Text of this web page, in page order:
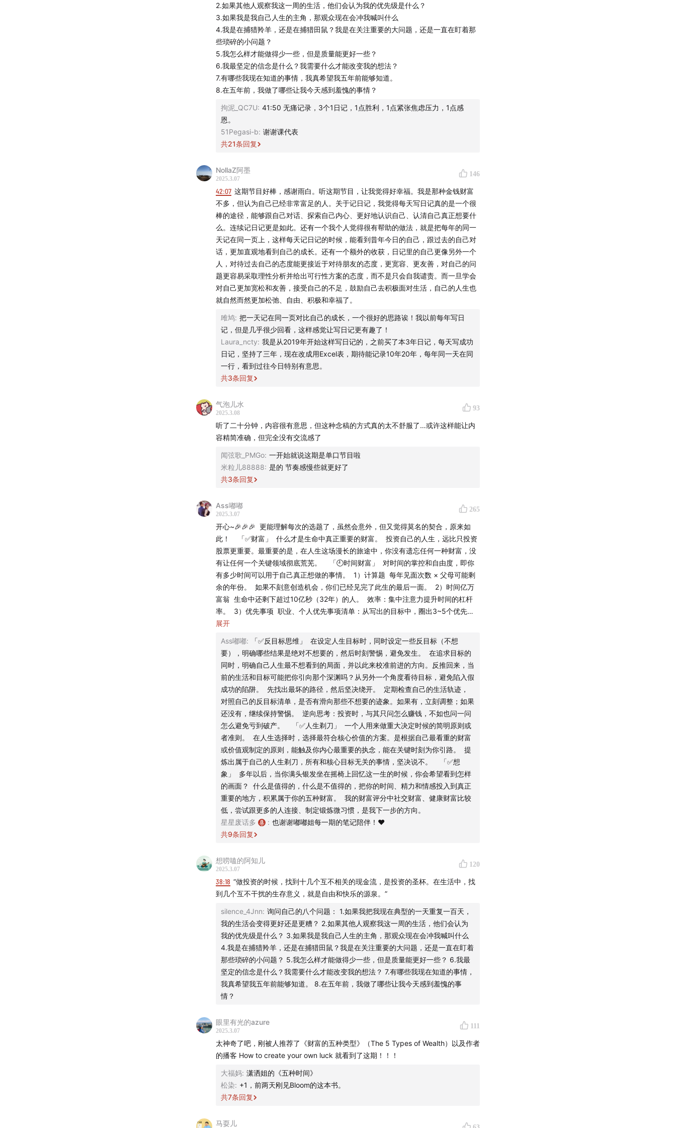
也不仅是指投资股票和基金，还包括投资我们自己的人生。
知行小酒馆关注投资，但我们更关注「怎样更好地生活」。我 们希望帮助大家变
得更富有，指的不仅是让大家的钱包鼓起来，更是希望听友们在时间、健康、关
系和内心方面都能够达到满足的状态。 所以我们才会聊各种各样的主题，因为
这些都是「财富」的重要组成部分。
这一期节目，我会结合最近启发我的一本书——萨西尔·布鲁姆的
类型》（The 5 Types of Wealth），和大家系统探讨「你一生的财富」具体包
含哪些方面，我们又该如何平衡和获取这些财富。同时，我还会分享一些实用的
方法，比如反目标思维和「人生剃刀」，帮助你避免「假成功」的陷阱，更好地
希望听完这一期，你不仅能对财富有全新的理解，也能更清晰地规划自己的幸福
人生。
🔗 官方地址
如果你所使用的客户端显示不全，请点此访问有知有行的官网查看全文
🪡 时间戳
知行小酒馆的节目选题都是如何敲定的？你们真的还算投资理财节目吗？
时间财富：一个计算题，如果你每年见自己重要的人 2 次，你们这辈子还
有多少次见面？🕘
每个年轻人都是「时间亿万富翁」，但大部分人只是眼睁睁看着「财富」
福的因素之一
健康财富: 闭上眼睛，和我们做一个思想实验
像对待一栋还会住 70 年的房子一样，保养你的身体
震惊，居然有公司，把健康的心肺功能作为了员工晋升的重要考核指标
36:03 精神财富: 那些让你愿意光速起床，全心投入每一个明天的理由
如何增加精神财富？3 个小方法：散步；深度年&沉思日；记日记🚶
金钱财富:帮助我们通向美好生活的桥梁
反目标思维：罗列出我们绝不想看到的人生局面，以此校准我们前进的方
以知行小酒馆为例，我们通过确立这些「不想要」，来一步步建造出我
们「想要」创造的播客
人生剃刀：每个人都应该有一本属于自己的《原则》📓
结语：最重要的是，在人生这场漫长的旅途中，你没有遗忘任何一种财富
彩蛋：财富评分系统
🔍 猜你想看
哈佛成人发展研究（Harvard Study of Adult Development）：始于
1938 年，是一项长期纵向研究，旨在探讨影响人类幸福和健康的因素。研究对
象包括两组男性：一组为哈佛大学本科生，另一组为波士顿贫困地区的青少年。
研究结果显示，亲密关系的质量对个人的幸福和健康有着重要影响。
研究成果详见罗伯特·瓦尔丁格（Robert Waldinger）博士与马克·舒尔茨
（Marc Schulz）博士合著的
展研究官方网站
出处：Buecker, S., Mund, M., Chwastek, S., Sostmann, M., &
Luhmann, M. (2021). Is loneliness in emerging adults increasing over
time? A preregistered cross-temporal meta-analysis and systematic
review.Psychological Bulletin, 147(8), 787–805.
出处：American Perspectives Survey, May 2021; Gallup, 1990
2.如果其他人观察我这一周的生活，他们会认为我的优先级是什么？
3.如果我是我自己人生的主角，那观众现在会冲我喊叫什么
4.我是在捕猎羚羊，还是在捕猎田鼠？我是在关注重要的大问题，还是一直在盯着那
些琐碎的小问题？
5.我怎么样才能做得少一些，但是质量能更好一些？
6.我最坚定的信念是什么？我需要什么才能改变我的想法？
7.有哪些我现在知道的事情，我真希望我五年前能够知道。
8.在五年前，我做了哪些让我今天感到羞愧的事情？
拘泥_QC7U: 41:50 无痛记录，3个1日记，1点胜利，1点紧张焦虑压力，1点感
恩。
51Pegasi-b: 谢谢课代表
共21条回复
NollaZ阿墨
2025.3.07
146
42:07 这期节目好棒，感谢雨白。听这期节目，让我觉得好幸福。我是那种金钱财富
不多，但认为自己已经非常富足的人。关于记日记，我觉得每天写日记真的是一个很
棒的途径，能够跟自己对话、探索自己内心、更好地认识自己、认清自己真正想要什
么。连续记日记更是如此。还有一个我个人觉得很有帮助的做法，就是把每年的同一
天记在同一页上，这样每天记日记的时候，能看到昔年今日的自己，跟过去的自己对
话，更加直观地看到自己的成长。还有一个额外的收获，日记里的自己更像另外一个
人，对待过去自己的态度能更接近于对待朋友的态度，更宽容、更友善，对自己的问
题更容易采取理性分析并给出可行性方案的态度，而不是只会自我谴责。而一旦学会
对自己更加宽松和友善，接受自己的不足，鼓励自己去积极面对生活，自己的人生也
就自然而然更加松弛、自由、积极和幸福了。
雎鸠: 把一天记在同一页对比自己的成长，一个很好的思路诶！我以前每年写日
记，但是几乎很少回看，这样感觉让写日记更有趣了！
Laura_ncty: 我是从2019年开始这样写日记的，之前买了本3年日记，每天写成功
日记，坚持了三年，现在改成用Excel表，期待能记录10年20年，每年同一天在同
一行，看到过往今日特别有意思。
共3条回复
气泡儿水
2025.3.08
93
听了二十分钟，内容很有意思，但这种念稿的方式真的太不舒服了…或许这样能让内
容精简准确，但完全没有交流感了
闻弦歌_PMGo: 一开始就说这期是单口节目啦
米粒儿88888: 是的 节奏感慢些就更好了
共3条回复
Ass嘟嘟
2025.3.07
265
开心~🎉🎉🎉 更能理解每次的选题了，虽然会意外，但又觉得莫名的契合，原来如
此！ 「✅财富」 什么才是生命中真正重要的财富。 投资自己的人生，远比只投资
股票更重要。最重要的是，在人生这场漫长的旅途中，你没有遗忘任何一种财富，没
有让任何一个关键领域彻底荒芜。 「🕘时间财富」 对时间的掌控和自由度，即你
有多少时间可以用于自己真正想做的事情。 1）计算题 每年见面次数 × 父母可能剩
余的年份。 如果不刻意创造机会，你们已经见完了此生的最后一面。 2）时间亿万
富翁 生命中还剩下超过10亿秒（32年）的人。 效率：集中注意力提升时间的杠杆
率。 3）优先事项 职业、个人优先事项清单：从写出的目标中，圈出3~5个优先事
项（必须完成），剩下是“不惜一切代价避免”清单。 不存在兼顾，不要心存幻想。切
大。 Tips：每天早上列出自己当天最重要的事项（＜3），或者重点事项和耗时短的
事项较差进行。
19:00 超级有用，还有“奖赏桶”概念，现在每天都会先完成该完成
的，剩下时间再忙别的。有时候忙几个小时很费神，中途会干点别的，耗时少，但也
干了一件事，有满足感和成就感。 4）提高时间自主权 可以自由支配，不受他人日
程安排和外界压力左右。 你不主动，就被别人支配了。尝试划出不可侵犯的个人时
间、适当的学会拒绝勇敢说不。 帕金森定律：工作会自动膨胀，填满所有分配给他
的时间。 时间财富≠闲暇时间，把宝贵的时间花在真正重要的人和事情上。 「✅社
交财富」 人和人之间的关系和连接，在这个世界上所拥有的情感连接和人脉资源。
最能影响人一生的幸福和健康的因素是亲密关系的质量。 增加社交财富：用心经营
人和人之间的关系。需要主动创造和维护。发自内心的和人在一起，互相关心、互相
扶持。 范围：家人、朋友，以及你在社会中建立的信誉和声望。 给予和连接本身就
是一种财富，它会在某个时间点回馈到自己身上。 「✅健康财富」 闭上眼睛，想
象80岁生日庆典。 每个人都知道它重要，但都觉得可以暂时牺牲一下换取其他财
富。很少有人愿意真正花时间精力好好经营它（无法量化）。 积累健康财富：运
动、营养、恢复。 需要长期和持续的经营，像对待一栋还会住 70 年的房子一样，保
养你的身体。 从现在开始，请把你的身体当做自己最重要的资产来看待。 合理饮
食、保证睡眠、坚持运动、定期体检、管理好压力。 最起码保持7~8小时睡眠时
的，那就得为了能做到前者做出一点改变了。 「✅精神财富」 一个人的内在满足
感、人生意义感以及心理上的富足程度。= 1）精神财富。 意义感：让你愿意光速起
床，全心投入每一个明天的理由。 投资的时候找到十几个互不相关的现金流是投资
充实：保持求知欲和好奇心。 心态和情绪管理：乐观开朗的心态、面对困难的韧
性、调节情绪的能力。 2）增加精神财富 散步；深度年 & 沉思日（退后一步观察和
审视）；记日记🚶 思考提示（每月）： ① 如果我把我现在典型的一天重复100
天，我的生活会变得更好还是更糟？ ② 如果其他人观察我这一周的生活，他们会认
为我的优先级是什么呢？ ③ 如果我是我自己人生的主角，那观众现在会冲我喊叫什
么？ ④ 我是在捕猎羚羊还是在捕猎田鼠？我是在关注重要的大问题，还是一直在盯
着那些琐碎的小问题。 ⑤ 我怎么样才能做的少一些，但是我做的质量能够更好一
点。 ⑥ 我最坚定的信念是什么？我需要什么才能改变我的想法？ ⑦ 有哪些我现在
愧的事情？那今天也就是现在，我又做了哪些五年后我可能会感到羞愧的事情？ 三
个1日记：记录今天的一点胜利，记录今天的一点紧张、焦虑或者压力，记录今天的一
点感恩。 「✅金钱财富」 真正的富有在于懂得何时可以说足够，从而停止无休止
的贪婪。 一个人自由不自由，取决于你拥有的资源和欲望能否取得平衡。 学会适可
而止，把握平衡。在确保金钱财富足够的前提下，善用金钱改善生活。 财务自由并
不是人生的终极目标，更像是一种手段。追求金钱财富时，最好给自己设定富足线/满
足点。之后适当把注意力从赚更多转向用好已有的财富。
展开
Ass嘟嘟:
「✅反目标思维」 在设定人生目标时，同时设定一些反目标（不想
要），明确哪些结果是绝对不想要的，然后时刻警惕，避免发生。 在追求目标的
同时，明确自己人生最不想看到的局面，并以此来校准前进的方向。反推回来，当
前的生活和目标可能把你引向那个深渊吗？从另外一个角度看待目标，避免陷入假
成功的陷阱。 先找出最坏的路径，然后坚决绕开。 定期检查自己的生活轨迹，
对照自己的反目标清单，是否有滑向那些不想要的迹象。如果有，立刻调整；如果
还没有，继续保持警惕。 逆向思考：投资时，与其只问怎么赚钱，不如也问一问
怎么避免亏到破产。 「✅人生剃刀」 一个人用来做重大决定时候的简明原则或
者准则。 在人生选择时，选择最符合核心价值的方案。是根据自己最看重的财富
或价值观制定的原则，能触及你内心最重要的执念，能在关键时刻为你引路。 提
炼出属于自己的人生剃刀，所有和核心目标无关的事情，坚决说不。 「✅想
象」 多年以后，当你满头银发坐在摇椅上回忆这一生的时候，你会希望看到怎样
的画面？ 什么是值得的，什么是不值得的，把你的时间、精力和情感投入到真正
重要的地方，积累属于你的五种财富。 我的财富评分中社交财富、健康财富比较
低，尝试跟更多的人连接、制定锻炼微习惯，是我下一步的方向。
星星废话多
: 也谢谢嘟嘟姐每一期的笔记陪伴！❤️
共9条回复
想唠嗑的阿知儿
2025.3.07
120
38:18 “做投资的时候，找到十几个互不相关的现金流，是投资的圣杯。在生活中，找
到几个互不干扰的生存意义，就是自由和快乐的源泉。”
silence_4Jnn: 询问自己的八个问题： 1.如果我把我现在典型的一天重复一百天，
我的生活会变得更好还是更糟？ 2.如果其他人观察我这一周的生活，他们会认为
我的优先级是什么？ 3.如果我是我自己人生的主角，那观众现在会冲我喊叫什么
4.我是在捕猎羚羊，还是在捕猎田鼠？我是在关注重要的大问题，还是一直在盯着
那些琐碎的小问题？ 5.我怎么样才能做得少一些，但是质量能更好一些？ 6.我最
坚定的信念是什么？我需要什么才能改变我的想法？ 7.有哪些我现在知道的事情，
我真希望我五年前能够知道。 8.在五年前，我做了哪些让我今天感到羞愧的事
情？
眼里有光的azure
2025.3.07
111
太神奇了吧，刚被人推荐了《财富的五种类型》（The 5 Types of Wealth）以及作者
的播客 How to create your own luck 就看到了这期！！！
大福妈: 潇洒姐的《五种时间》
松染: +1，前两天刚见Bloom的这本书。
共7条回复
马耍儿